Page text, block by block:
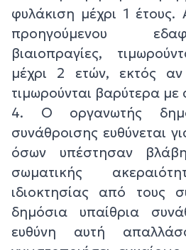
φυλάκιση μέχρι 1 έτους.
προηγούμενου
βιαιοπραγίες,
μέχρι 2 ετών, εκτός
τιμωρούνται βαρύτερα με
4. Ο οργανωτής
συνάθροισης ευθύνεται
όσων υπέστησαν
σωματικής
ιδιοκτησίας από τους
δημόσια υπαίθρια
ευθύνη αυτή